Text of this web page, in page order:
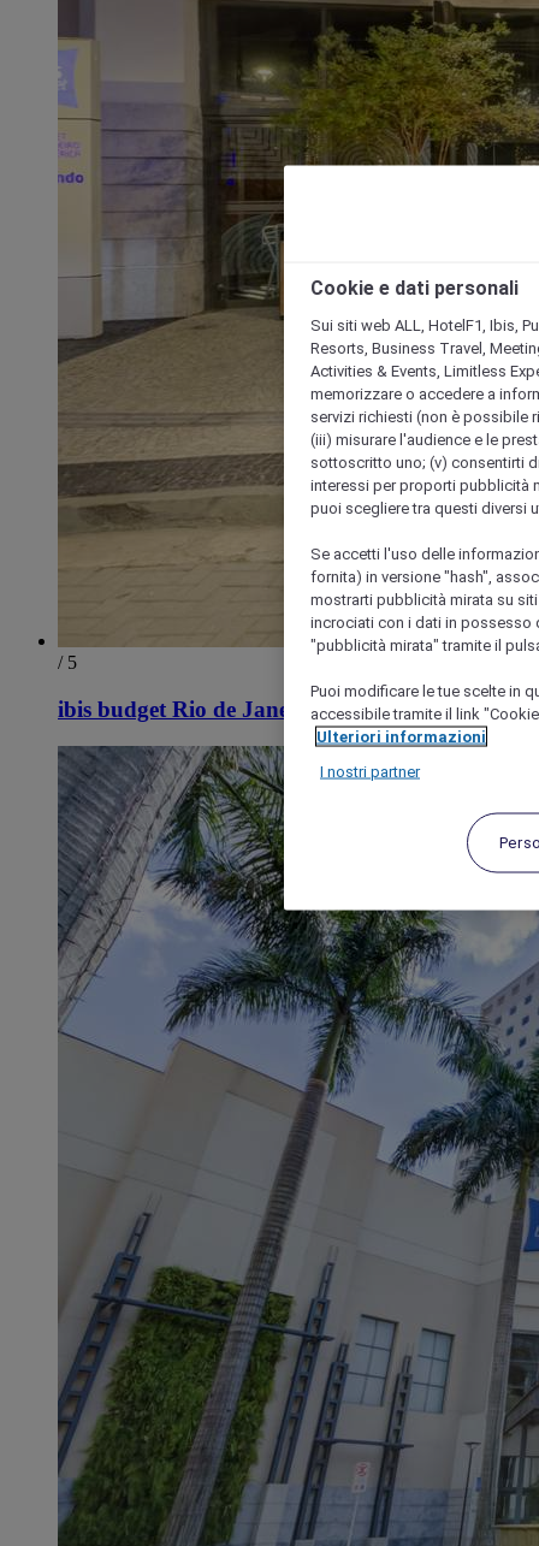
/ 5
ibis budget Rio de Janeiro Nova America
Cookie e dati personali
Sui siti web ALL, HotelF1, Ibis,
Resorts, Business Travel,
Activities & Events, Limitless
memorizzare o accedere a
servizi richiesti (non è possibile
(iii) misurare l'audience e le
sottoscritto uno; (v) consentirti
interessi per proporti pubblicità
puoi scegliere tra questi diversi
Se accetti l'uso delle
fornita) in versione "hash",
mostrarti pubblicità mirata su
incrociati con i dati in possesso
"pubblicità mirata" tramite il
Puoi modificare le tue scelte in
accessibile tramite il link
Ulteriori informazioni
I nostri partner